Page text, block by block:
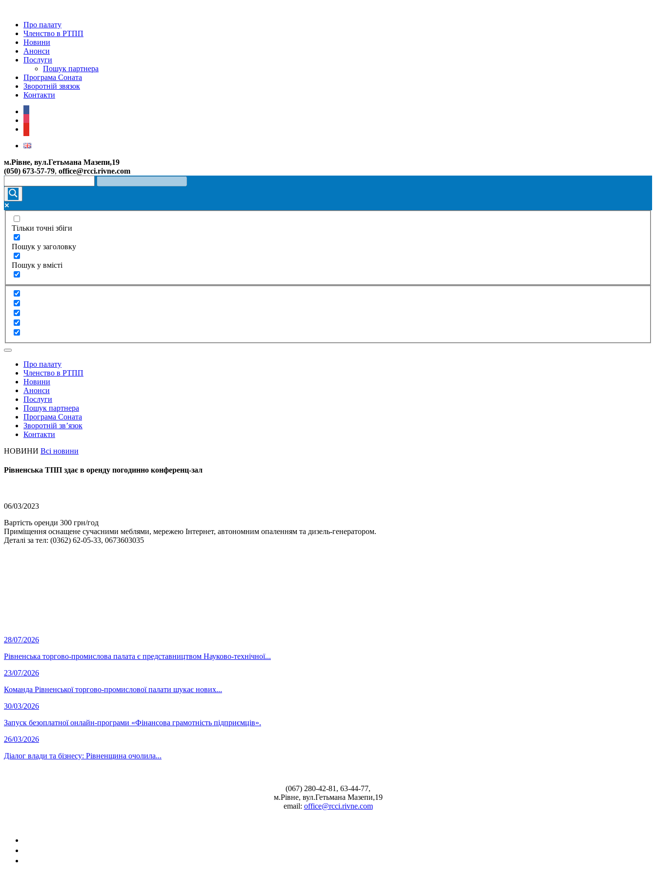
Про палату
Членство в РТПП
Новини
Анонси
Послуги
Пошук партнера
Програма Соната
Зворотній звязок
Контакти
м.Рівне, вул.Гетьмана Мазепи,19
(050) 673-57-79, office@rcci.rivne.com
Тільки точні збіги
Пошук у заголовку
Пошук у вмісті
Про палату
Членство в РТПП
Новини
Анонси
Послуги
Пошук партнера
Програма Соната
Зворотній зв’язок
Контакти
НОВИНИ Всі новини
Рівненська ТПП здає в оренду погодинно конференц-зал
06/03/2023
Вартість оренди 300 грн/год
Приміщення оснащене сучасними меблями, мережею Інтернет, автономним опаленням та дизель-генератором.
Деталі за тел: (0362) 62-05-33, 0673603035
28/07/2026
Рівненська торгово-промислова палата є представництвом Науково-технічної...
23/07/2026
Команда Рівненської торгово-промислової палати шукає нових...
30/03/2026
Запуск безоплатної онлайн-програми «Фінансова грамотність підприємців».
26/03/2026
Діалог влади та бізнесу: Рівненщина очолила...
(067) 280-42-81, 63-44-77,
м.Рівне, вул.Гетьмана Мазепи,19
email: office@rcci.rivne.com